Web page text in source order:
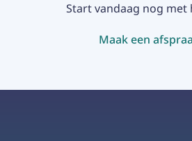
Start vandaag nog met
Maak een